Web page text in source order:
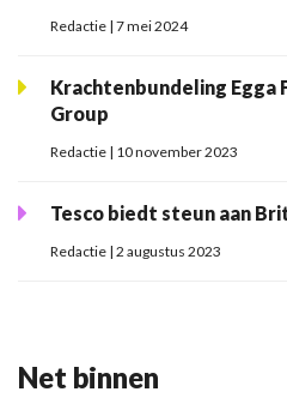
Redactie | 7 mei 2024
Krachtenbundeling Egga
Group
Redactie | 10 november 2023
Tesco biedt steun aan
Redactie | 2 augustus 2023
Net binnen